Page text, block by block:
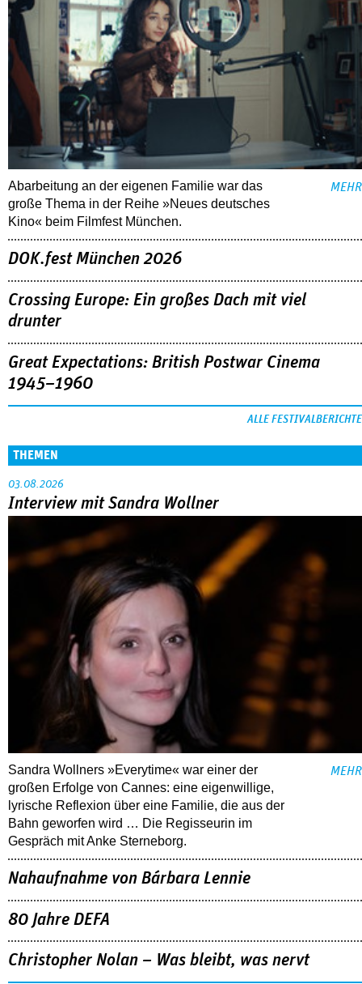
Abarbeitung an der eigenen Familie war das
große Thema in der Reihe »Neues deutsches
Kino« beim Filmfest München.
MEHR
DOK.fest München 2026
Crossing Europe: Ein großes Dach mit viel
drunter
Great Expectations: British Postwar Cinema
1945–1960
ALLE FESTIVALBERICHTE
THEMEN
03.08.2026
Interview mit Sandra Wollner
Sandra Wollners »Everytime« war einer der
großen Erfolge von Cannes: eine eigenwillige,
lyrische Reflexion über eine ­Familie, die aus der
Bahn geworfen wird … Die Regisseurin im
Gespräch mit Anke Sterneborg.
MEHR
Nahaufnahme von Bárbara Lennie
80 Jahre DEFA
Christopher Nolan – Was bleibt, was nervt